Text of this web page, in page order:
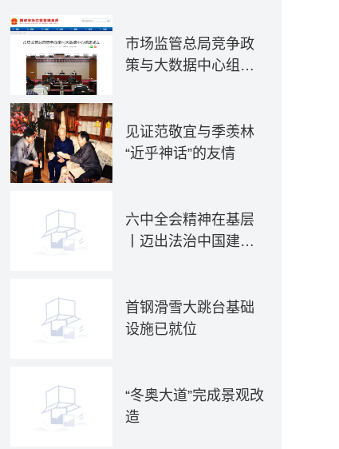
市场监管总局竞争政
策与大数据中心组建
见证范敬宜与季羡林
“近乎神话”的友情
六中全会精神在基层
丨迈出法治中国建设
推动全面依法治国新
实践
首钢滑雪大跳台基础
设施已就位
“冬奥大道”完成景观改
造